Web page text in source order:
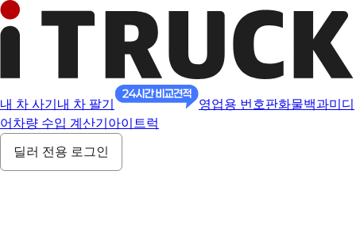
내 차 사기 내 차 팔기 영업용 번호판화물백과미디
어 차량 수입 계산기 아이트럭
딜러 전용 로그인